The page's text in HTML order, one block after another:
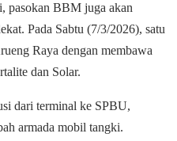
pasokan BBM juga akan
Pada Sabtu (7/3/2026), satu
Raya dengan membawa
dan Solar.
dari terminal ke SPBU,
armada mobil tangki.